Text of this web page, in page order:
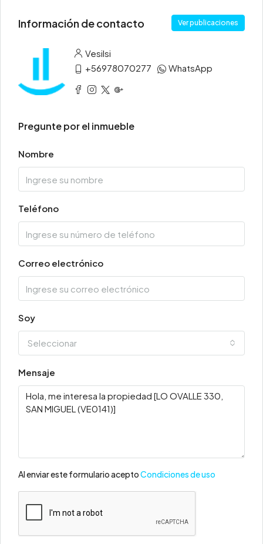
Información de contacto Ver publicaciones
Vesilsi
+56978070277
WhatsApp
Pregunte por el inmueble
Nombre
Teléfono
Correo electrónico
Soy
Seleccionar
Mensaje
Al enviar este formulario aceptoCondiciones de uso